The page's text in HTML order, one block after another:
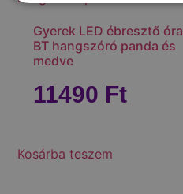
Gyerek LED ébresztő óra
BT hangszóró panda és
medve
11490 Ft
Kosárba teszem